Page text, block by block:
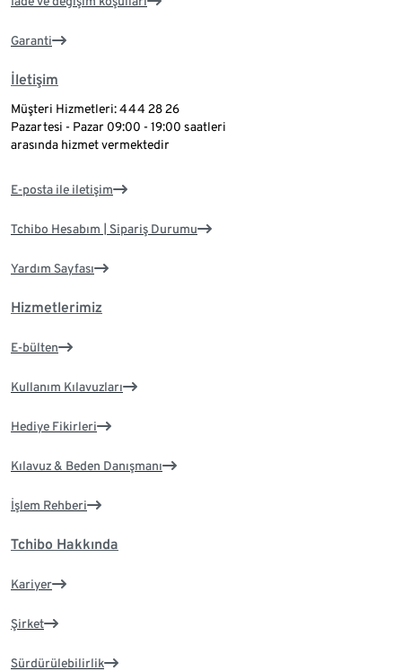
Garanti
İletişim
Müşteri Hizmetleri: 444 28 26
Pazartesi - Pazar 09:00 - 19:00 saatleri
arasında hizmet vermektedir
E-posta ile iletişim
Tchibo Hesabım | Sipariş Durumu
Yardım Sayfası
Hizmetlerimiz
E-bülten
Kullanım Kılavuzları
Hediye Fikirleri
Kılavuz & Beden Danışmanı
İşlem Rehberi
Tchibo Hakkında
Kariyer
Şirket
Sürdürülebilirlik